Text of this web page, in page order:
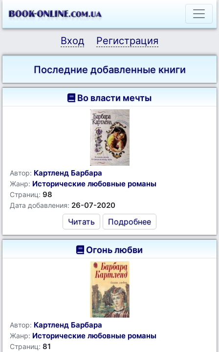
Вход Регистрация
Последние добавленные книги
Во власти мечты
Автор: Картленд Барбара
Жанр: Исторические любовные романы
Страниц: 98
Дата добавления: 26-07-2020
Читать Подробнее
Огонь любви
Автор: Картленд Барбара
Жанр: Исторические любовные романы
Страниц: 81